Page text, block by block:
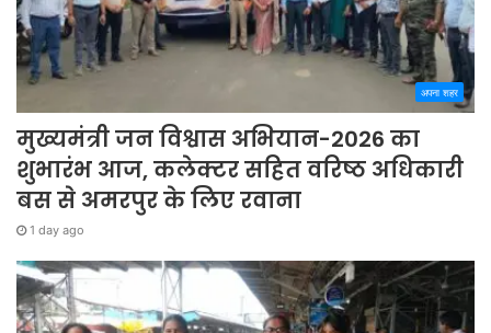
अपना शहर
मुख्यमंत्री जन विश्वास अभियान-2026 का
शुभारंभ आज, कलेक्टर सहित वरिष्ठ अधिकारी
बस से अमरपुर के लिए रवाना
1 day ago